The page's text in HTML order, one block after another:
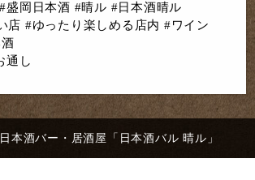
盛岡日本酒 #晴ル #日本酒晴ル
店 #ゆったり楽しめる店内 #ワイン
通し
本酒バー・居酒屋「日本酒バル 晴ル」